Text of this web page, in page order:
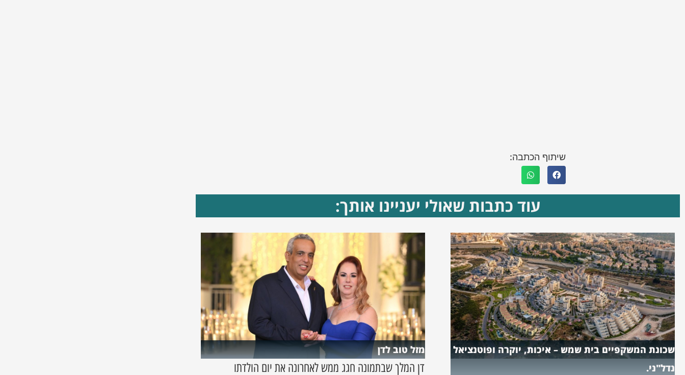
שיתוף הכתבה:
עוד כתבות שאולי יעניינו אותך:
שכונת המשקפיים בית שמש – איכות, יוקרה ופוטנציאל
נדל"ני.
מזל טוב לדן
דן המלך שבתמונה חגג ממש לאחרונה את יום הולדתו